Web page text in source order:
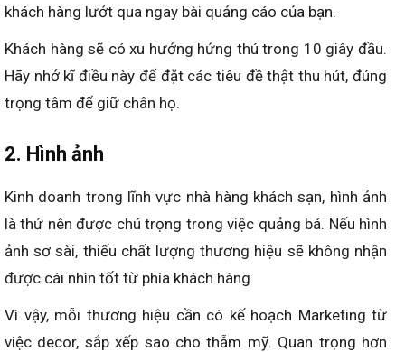
khách hàng lướt qua ngay bài quảng cáo của bạn.
Khách hàng sẽ có xu hướng hứng thú trong 10 giây đầu.
Hãy nhớ kĩ điều này để đặt các tiêu đề thật thu hút, đúng
trọng tâm để giữ chân họ.
2. Hình ảnh
Kinh doanh trong lĩnh vực nhà hàng khách sạn, hình ảnh
là thứ nên được chú trọng trong việc quảng bá. Nếu hình
ảnh sơ sài, thiếu chất lượng thương hiệu sẽ không nhận
được cái nhìn tốt từ phía khách hàng.
Vì vậy, mỗi thương hiệu cần có kế hoạch Marketing từ
việc decor, sắp xếp sao cho thẫm mỹ. Quan trọng hơn